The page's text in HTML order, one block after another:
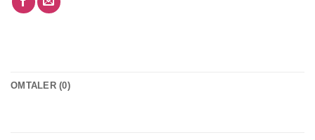
OMTALER (0)